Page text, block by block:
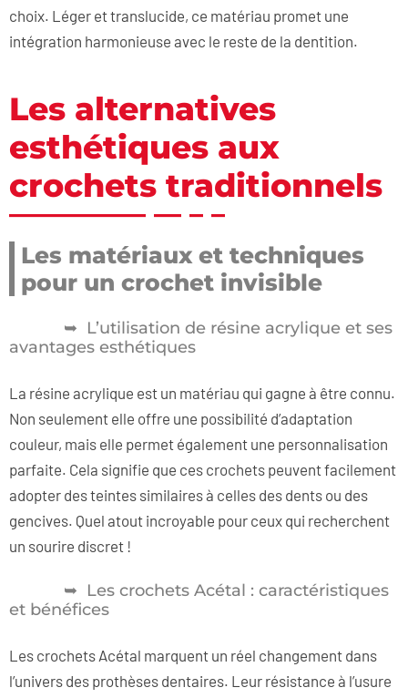
choix. Léger et translucide, ce matériau promet une
intégration harmonieuse avec le reste de la dentition.
Les alternatives
esthétiques aux
crochets traditionnels
Les matériaux et techniques
pour un crochet invisible
L’utilisation de résine acrylique et ses
avantages esthétiques
La résine acrylique est un matériau qui gagne à être connu.
Non seulement elle offre une possibilité d’adaptation
couleur, mais elle permet également une personnalisation
parfaite. Cela signifie que ces crochets peuvent facilement
adopter des teintes similaires à celles des dents ou des
gencives. Quel atout incroyable pour ceux qui recherchent
un sourire discret !
Les crochets Acétal : caractéristiques
et bénéfices
Les crochets Acétal marquent un réel changement dans
l’univers des prothèses dentaires. Leur résistance à l’usure